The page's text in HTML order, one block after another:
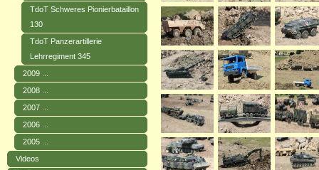
TdoT Schweres Pionierbataillon
130
TdoT Panzerartillerie
Lehrregiment 345
2009 ...
2008 ...
2007 ...
2006 ...
2005 ...
Videos